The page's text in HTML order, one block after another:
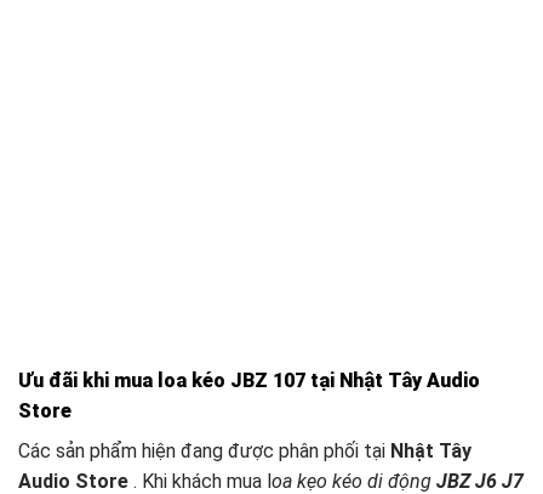
Ưu đãi khi mua loa kéo JBZ 107 tại Nhật Tây Audio
Store
Các sản phẩm hiện đang được phân phối tại Nhật Tây
Audio Store . Khi khách mua loa kẹo kéo di động JBZ J6 J7